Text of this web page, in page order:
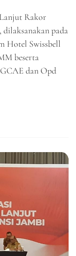
Rakor
dilaksanakan pada
Hotel Swissbell
beserta
dan Opd